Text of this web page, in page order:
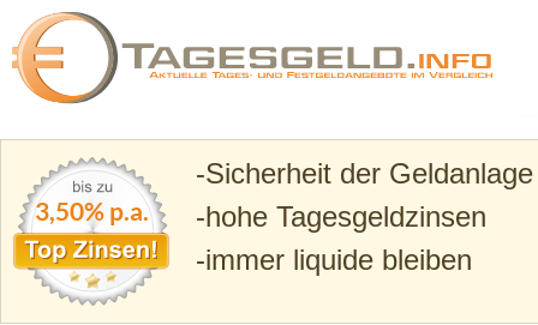
Tagesgeld.info – Tagesgeldkonten vergleichen und
3,50% p.a.
Sicherheit der Geldanlage
hohe Tagesgeldzinsen
immer liquide bleiben